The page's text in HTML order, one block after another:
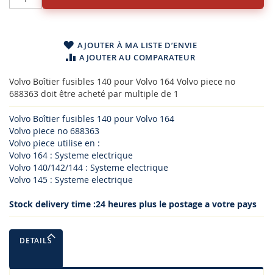
AJOUTER À MA LISTE D’ENVIE
AJOUTER AU COMPARATEUR
Volvo Boîtier fusibles 140 pour Volvo 164 Volvo piece no
688363 doit être acheté par multiple de 1
Volvo Boîtier fusibles 140 pour Volvo 164
Volvo piece no 688363
Volvo piece utilise en :
Volvo 164 : Systeme electrique
Volvo 140/142/144 : Systeme electrique
Volvo 145 : Systeme electrique
Stock delivery time :24 heures plus le postage a votre pays
DETAILS